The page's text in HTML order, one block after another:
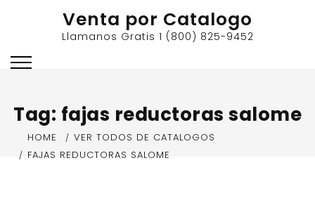
Venta por Catalogo
Llamanos Gratis 1 (800) 825-9452
Tag: fajas reductoras salome
HOME
VER TODOS DE CATALOGOS
FAJAS REDUCTORAS SALOME